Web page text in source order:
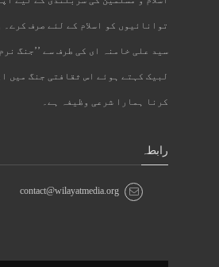
توانائیوں کو اسلام کے لئے صرف کرے۔
سید علی خامنہ ای کی طرف سے ’’جنگ
لبیک کہتے ہوئے اس ثقافتی جنگ میں
کرنا ہمارا شرعی وظیفہ ہے۔
رابطہ
contact@wilayatmedia.org